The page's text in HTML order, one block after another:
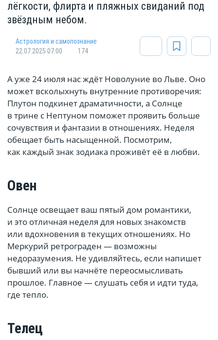
лёгкости, флирта и пляжных свиданий под
звёздным небом.
Астрология и самопознание
22.07.2025 07:00
174
А уже 24 июля нас ждёт Новолуние во Льве. Оно
может всколыхнуть внутренние противоречия:
Плутон подкинет драматичности, а Солнце
в трине с Нептуном поможет проявить больше
сочувствия и фантазии в отношениях. Неделя
обещает быть насыщенной. Посмотрим,
как каждый знак зодиака проживёт её в любви.
Овен
Солнце освещает ваш пятый дом романтики,
и это отличная неделя для новых знакомств
или вдохновения в текущих отношениях. Но
Меркурий ретрограден — возможны
недоразумения. Не удивляйтесь, если напишет
бывший или вы начнёте переосмысливать
прошлое. Главное — слушать себя и идти туда,
где тепло.
Телец